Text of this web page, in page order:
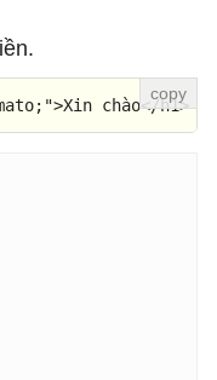
>Xin chào</h1>